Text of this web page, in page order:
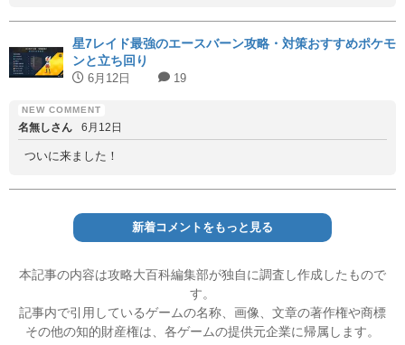
星7レイド最強のエースバーン攻略・対策おすすめポケモ
ンと立ち回り
6月12日 19
名無しさん 6月12日
ついに来ました！
新着コメントをもっと見る
本記事の内容は攻略大百科編集部が独自に調査し作成したもので
す。
記事内で引用しているゲームの名称、画像、文章の著作権や商標
その他の知的財産権は、各ゲームの提供元企業に帰属します。